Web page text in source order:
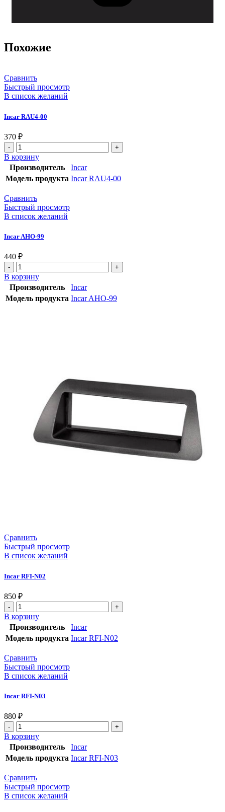
Похожие
Сравнить
Быстрый просмотр
В список желаний
Incar RAU4-00
370 ₽
В корзину
Производитель
Incar
Модель продукта Incar RAU4-00
Сравнить
Быстрый просмотр
В список желаний
Incar AHO-99
440 ₽
В корзину
Производитель
Incar
Модель продукта Incar AHO-99
Сравнить
Быстрый просмотр
В список желаний
Incar RFI-N02
850 ₽
В корзину
Производитель
Incar
Модель продукта Incar RFI-N02
Сравнить
Быстрый просмотр
В список желаний
Incar RFI-N03
880 ₽
В корзину
Производитель
Incar
Модель продукта Incar RFI-N03
Сравнить
Быстрый просмотр
В список желаний